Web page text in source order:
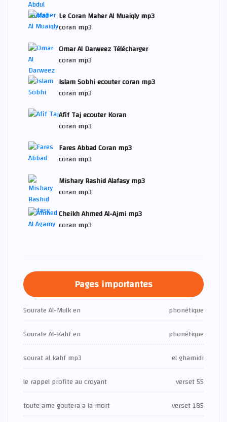
Le Coran Maher Al Muaiqly mp3
coran mp3
Omar Al Darweez Télécharger
coran mp3
Islam Sobhi ecouter coran mp3
coran mp3
Afif Taj ecouter Koran
coran mp3
Fares Abbad Coran mp3
coran mp3
Mishary Rashid Alafasy mp3
coran mp3
Cheikh Ahmed Al-Ajmi mp3
coran mp3
Pages importantes
Sourate Al-Mulk en
phonétique
Sourate Al-Kahf en
phonétique
sourat al kahf mp3
el ghamidi
le rappel profite au croyant
verset 55
toute ame goutera a la mort
verset 185